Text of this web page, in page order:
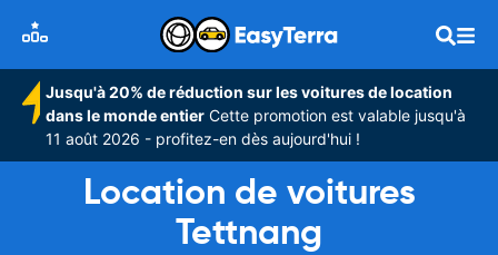
Jusqu'à 20% de réduction sur les voitures de location
dans le monde entier Cette promotion est valable jusqu'à
11 août 2026 - profitez-en dès aujourd'hui !
Location de voitures
Tettnang